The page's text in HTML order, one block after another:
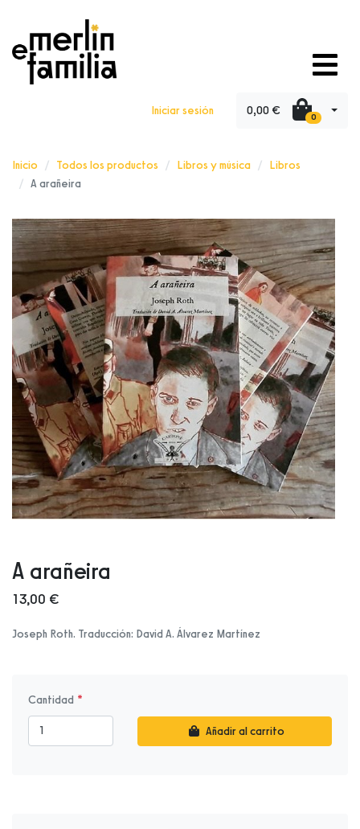
Iniciar sesión 0,00 € 0
Inicio Todos los productos Libros y música
Libros
A arañeira
A arañeira
13,00 €
Joseph Roth. Traducción: David A. Álvarez Martínez
Cantidad
Añadir al carrito